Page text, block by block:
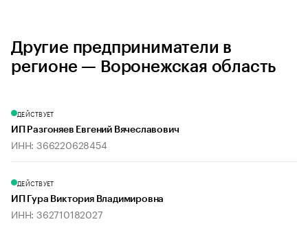
Другие предприниматели в
регионе — Воронежская область
ДЕЙСТВУЕТ
ИП Разгоняев Евгений Вячеславович
ИНН: 366220628454
ДЕЙСТВУЕТ
ИП Гура Виктория Владимировна
ИНН: 362710182027